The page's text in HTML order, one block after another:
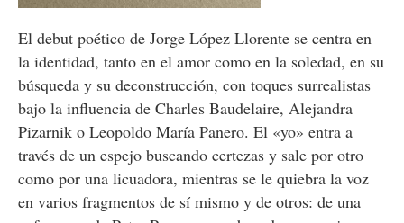
El debut poético de Jorge López Llorente se centra en
la identidad, tanto en el amor como en la soledad, en su
búsqueda y su deconstrucción, con toques surrealistas
bajo la influencia de Charles Baudelaire, Alejandra
Pizarnik o Leopoldo María Panero. El «yo» entra a
través de un espejo buscando certezas y sale por otro
como por una licuadora, mientras se le quiebra la voz
en varios fragmentos de sí mismo y de otros: de una